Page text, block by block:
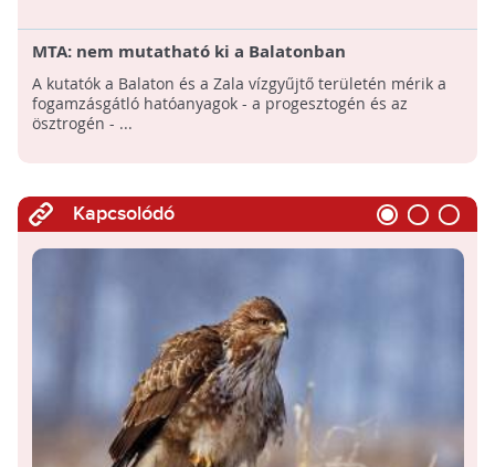
MTA: nem mutatható ki a Balatonban
fogamzásgátló hormonok koncentrációja
A kutatók a Balaton és a Zala vízgyűjtő területén mérik a
fogamzásgátló hatóanyagok - a progesztogén és az
ösztrogén - ...
Kapcsolódó